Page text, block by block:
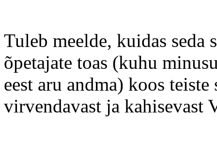
Tuleb meelde, kuidas
õpetajate toas (kuhu
eest aru andma) koos
virvendavast ja kahisevast